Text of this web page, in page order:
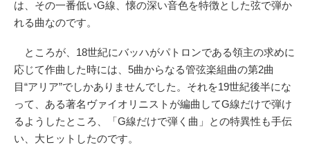
は、その一番低いG線、懐の深い音色を特徴とした弦で弾か
れる曲なのです。
ところが、18世紀にバッハがパトロンである領主の求めに
応じて作曲した時には、5曲からなる管弦楽組曲の第2曲
目“アリア”でしかありませんでした。それを19世紀後半にな
って、ある著名ヴァイオリニストが編曲してG線だけで弾け
るようしたところ、「G線だけで弾く曲」との特異性も手伝
い、大ヒットしたのです。